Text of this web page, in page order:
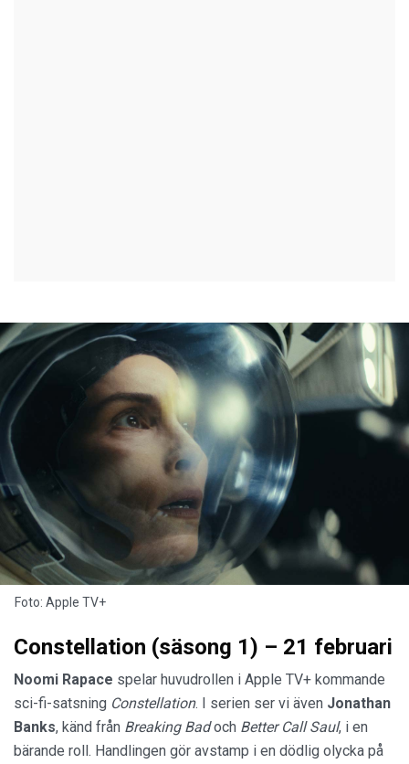
Foto: Apple TV+
Constellation (säsong 1) – 21 februari
Noomi Rapace spelar huvudrollen i Apple TV+ kommande
sci-fi-satsning Constellation. I serien ser vi även Jonathan
Banks, känd från Breaking Badoch Better Call Saul, i en
bärande roll. Handlingen gör avstamp i en dödlig olycka på